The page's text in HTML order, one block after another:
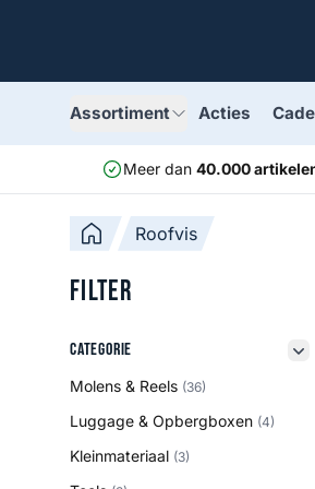
Assortiment Acties
Meer dan 40.000
Roofvis
Filter
Categorie
Categorie
Molens & Reels (36)
Luggage & Opbergboxen (4)
Kleinmateriaal (3)